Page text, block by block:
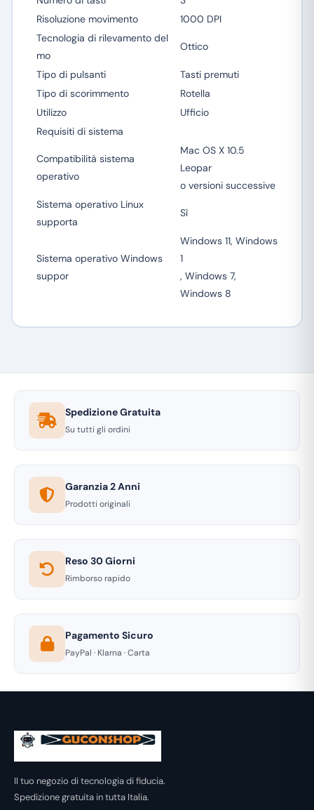
Risoluzione movimento
1000 DPI
Tecnologia di rilevamento del
mo
Ottico
Tipo di pulsanti
Tasti premuti
Tipo di scorimmento
Rotella
Utilizzo
Ufficio
Requisiti di sistema
Compatibilità sistema
operativo
Mac OS X 10.5
Leopar
o versioni successive
Sistema operativo Linux
supporta
Sì
Sistema operativo Windows
suppor
Windows 11, Windows
1
, Windows 7,
Windows 8
Spedizione Gratuita
Su tutti gli ordini
Garanzia 2 Anni
Prodotti originali
Reso 30 Giorni
Rimborso rapido
Pagamento Sicuro
PayPal · Klarna · Carta
Il tuo negozio di tecnologia di fiducia.
Spedizione gratuita in tutta Italia.